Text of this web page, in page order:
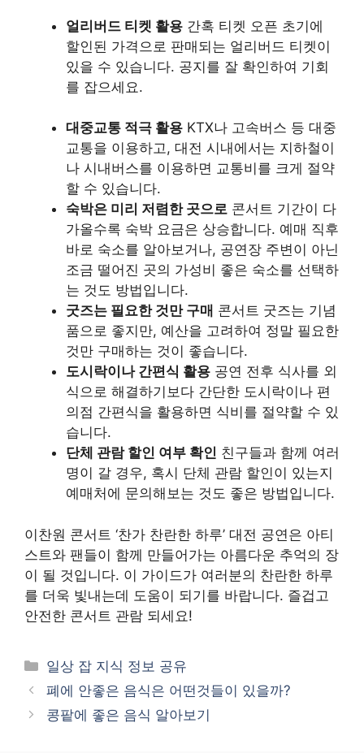
얼리버드 티켓 활용 간혹 티켓 오픈 초기에
할인된 가격으로 판매되는 얼리버드 티켓이
있을 수 있습니다. 공지를 잘 확인하여 기회
를 잡으세요.
대중교통 적극 활용 KTX나 고속버스 등 대중
교통을 이용하고, 대전 시내에서는 지하철이
나 시내버스를 이용하면 교통비를 크게 절약
할 수 있습니다.
숙박은 미리 저렴한 곳으로 콘서트 기간이 다
가올수록 숙박 요금은 상승합니다. 예매 직후
바로 숙소를 알아보거나, 공연장 주변이 아닌
조금 떨어진 곳의 가성비 좋은 숙소를 선택하
는 것도 방법입니다.
굿즈는 필요한 것만 구매 콘서트 굿즈는 기념
품으로 좋지만, 예산을 고려하여 정말 필요한
것만 구매하는 것이 좋습니다.
도시락이나 간편식 활용 공연 전후 식사를 외
식으로 해결하기보다 간단한 도시락이나 편
의점 간편식을 활용하면 식비를 절약할 수 있
습니다.
단체 관람 할인 여부 확인 친구들과 함께 여러
명이 갈 경우, 혹시 단체 관람 할인이 있는지
예매처에 문의해보는 것도 좋은 방법입니다.
이찬원 콘서트 ‘찬가 찬란한 하루’ 대전 공연은 아티
스트와 팬들이 함께 만들어가는 아름다운 추억의 장
이 될 것입니다. 이 가이드가 여러분의 찬란한 하루
를 더욱 빛내는데 도움이 되기를 바랍니다. 즐겁고
안전한 콘서트 관람 되세요!
카
테
고
리
일상 잡 지식 정보 공유
폐에 안좋은 음식은 어떤것들이 있을까?
콩팥에 좋은 음식 알아보기